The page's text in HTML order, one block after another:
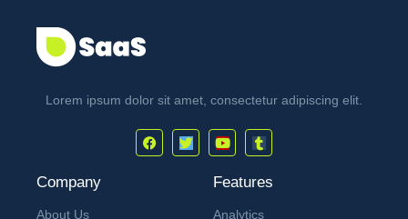
Lorem ipsum dolor sit amet, consectetur adipiscing elit.
Company
About Us
Features
Analytics